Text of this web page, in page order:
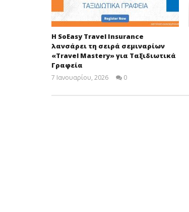
Η SoEasy Travel Insurance
λανσάρει τη σειρά σεμιναρίων
«Travel Mastery» για Ταξιδιωτικά
Γραφεία
7 Ιανουαρίου, 2026
Insurance
0